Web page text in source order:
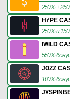
250% + 250
HYPE
250% и 150
IWILD
550%
JOZZ
100%